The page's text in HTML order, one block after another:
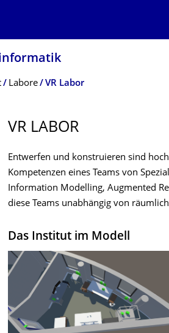
Labore VR Labor
VR LABOR
Entwerfen und konstruieren sind
Kompetenzen eines Teams von
Information Modelling, Augmented
diese Teams unabhängig von
Das Institut im Modell